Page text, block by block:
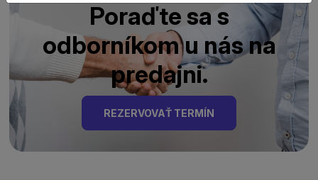
Poraďte sa s
odborníkom u nás na
predajni.
REZERVOVAŤ TERMÍN